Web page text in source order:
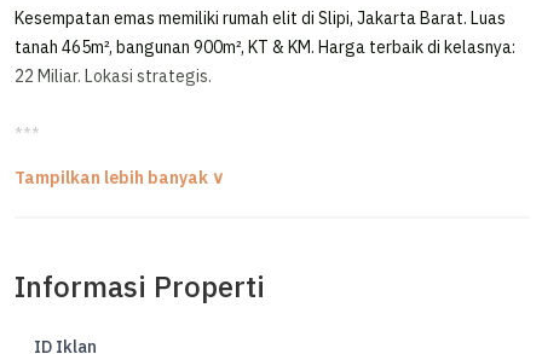
Kesempatan emas memiliki rumah elit di Slipi, Jakarta Barat. Luas
tanah 465m², bangunan 900m², KT & KM. Harga terbaik di kelasnya:
22 Miliar. Lokasi strategis.
***
slipi Jakarta Barat
JL LETJEN S.PARMAN -
Informasi Properti
ID Iklan